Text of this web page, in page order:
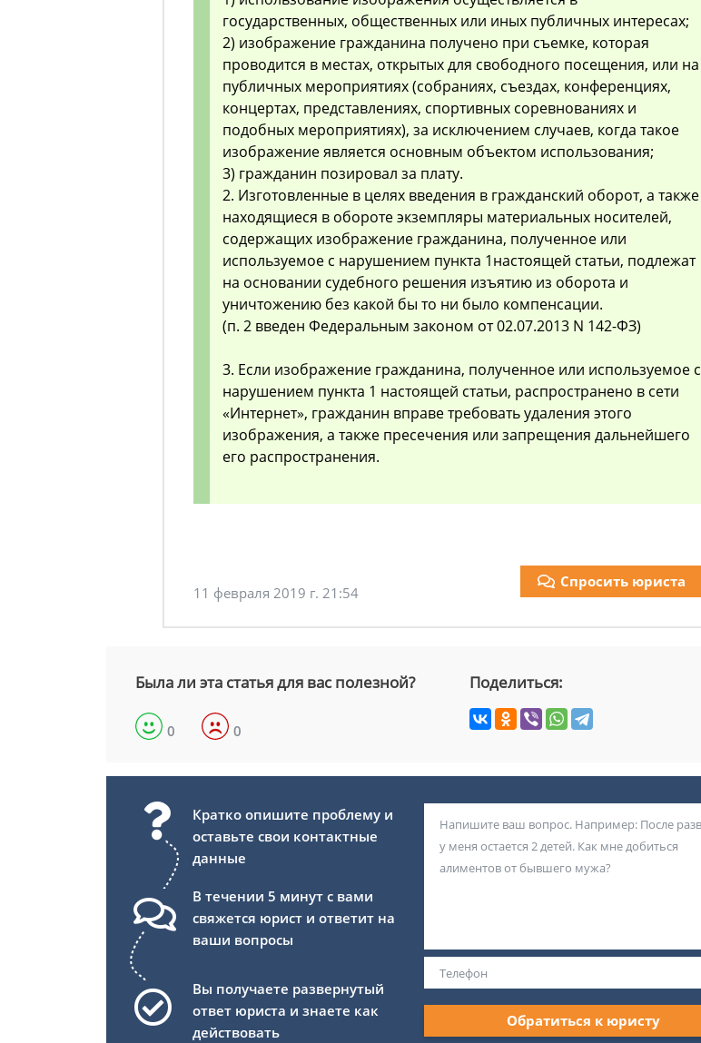
государственных, общественных или иных публичных интересах;
2) изображение гражданина получено при съемке, которая
проводится в местах, открытых для свободного посещения, или на
публичных мероприятиях (собраниях, съездах, конференциях,
концертах, представлениях, спортивных соревнованиях и
подобных мероприятиях), за исключением случаев, когда такое
изображение является основным объектом использования;
3) гражданин позировал за плату.
2. Изготовленные в целях введения в гражданский оборот, а также
находящиеся в обороте экземпляры материальных носителей,
содержащих изображение гражданина, полученное или
используемое с нарушением пункта 1настоящей статьи, подлежат
на основании судебного решения изъятию из оборота и
уничтожению без какой бы то ни было компенсации.
(п. 2 введен Федеральным законом от 02.07.2013 N 142-ФЗ)
3. Если изображение гражданина, полученное или используемое с
нарушением пункта 1 настоящей статьи, распространено в сети
«Интернет», гражданин вправе требовать удаления этого
изображения, а также пресечения или запрещения дальнейшего
его распространения.
11 февраля 2019 г. 21:54
Спросить юриста
Была ли эта статья для вас полезной?
0 0
Поделиться:
Кратко опишите проблему и
оставьте свои контактные
данные
В течении 5 минут с вами
свяжется юрист и ответит на
ваши вопросы
Вы получаете развернутый
ответ юриста и знаете как
действовать
Обратиться к юристу